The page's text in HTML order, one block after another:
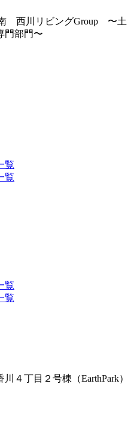
西川リビングGroup 〜土
門部門〜
覧
覧
覧
覧
４丁目２号棟（EarthPark）